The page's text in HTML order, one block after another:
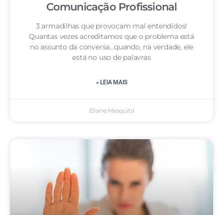
Comunicação Profissional
3 armadilhas que provocam mal entendidos!
Quantas vezes acreditamos que o problema está
no assunto da conversa…quando, na verdade, ele
está no uso de palavras
» LEIA MAIS
Eliane Mesquita